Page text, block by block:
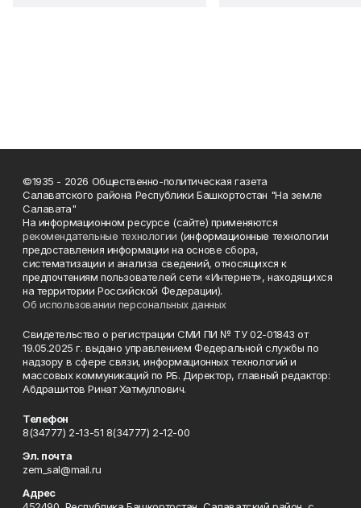
©1935 - 2026 Общественно-политическая газета
Салаватского района Республики Башкортостан "На земле
Салавата"
На информационном ресурсе (сайте) применяются
рекомендательные технологии (информационные технологии
предоставления информации на основе сбора,
систематизации и анализа сведений, относящихся к
предпочтениям пользователей сети «Интернет», находящихся
на территории Российской Федерации).
Об использовании персональных данных
Свидетельство о регистрации СМИ ПИ № ТУ 02-01843 от
19.05.2025 г. выдано управлением Федеральной службы по
надзору в сфере связи, информационных технологий и
массовых коммуникаций по РБ. Директор, главный редактор:
Абдрашитов Ринат Хатмуллович.
Телефон
8(34777) 2-13-51 8(34777) 2-12-00
Эл. почта
zem_sal@mail.ru
Адрес